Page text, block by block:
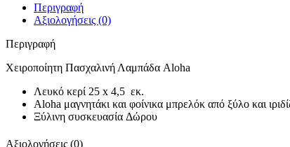
Περιγραφή
Αξιολογήσεις (0)
Περιγραφή
Χειροποίητη Πασχαλινή Λαμπάδα Aloha
Λευκό κερί 25 x 4,5 εκ.
Aloha μαγνητάκι και φοίνικα μπρελόκ από ξύλο και
Ξύλινη συσκευασία Δώρου
Αξιολογήσεις (0)